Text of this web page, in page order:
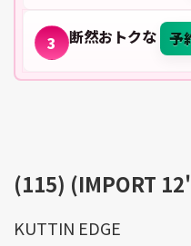
3 断然おトクな 予
(115) (IMPORT
KUTTIN EDGE